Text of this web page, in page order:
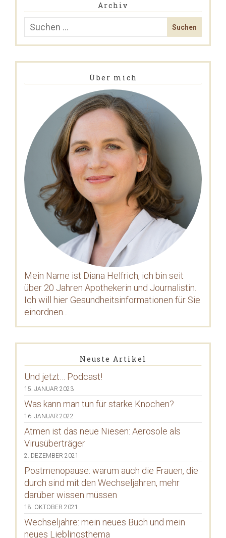
Archiv
Über mich
Mein Name ist Diana Helfrich, ich bin seit
über 20 Jahren Apothekerin und Journalistin.
Ich will hier Gesundheitsinformationen für Sie
einordnen...
Neuste Artikel
Und jetzt… Podcast!
15. JANUAR 2023
Was kann man tun für starke Knochen?
16. JANUAR 2022
Atmen ist das neue Niesen: Aerosole als
Virusüberträger
2. DEZEMBER 2021
Postmenopause: warum auch die Frauen, die
durch sind mit den Wechseljahren, mehr
darüber wissen müssen
18. OKTOBER 2021
Wechseljahre: mein neues Buch und mein
neues Lieblingsthema